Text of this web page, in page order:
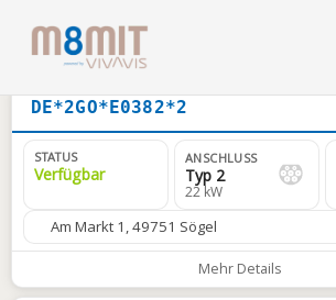
DE*2GO*E0382*2
STATUS
Verfügbar
ANSCHLUSS
Typ 2
22 kW
Am Markt 1, 49751 Sögel
Mehr Details